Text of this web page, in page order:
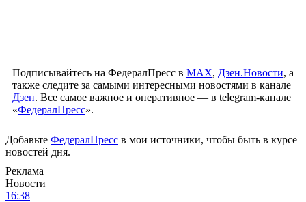
Подписывайтесь на ФедералПресс в МАХ, Дзен.Новости, а
также следите за самыми интересными новостями в канале
Дзен. Все самое важное и оперативное — в telegram-канале
«ФедералПресс».
Добавьте ФедералПресс в мои источники, чтобы быть в курсе
новостей дня.
Реклама
Новости
16:38